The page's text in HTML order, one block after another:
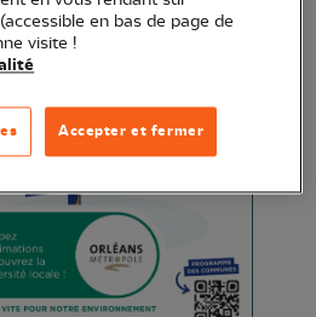
en bas de page de
visite !
Accepter et fermer